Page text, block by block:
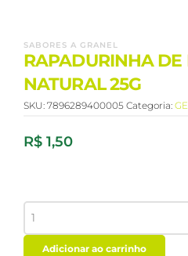
SABORES A GRANEL
RAPADURINHA DE
NATURAL 25G
SKU: 7896289400005 Categoria:
R$ 1,50
DE
MINAS
NATURAL
Adicionar ao carrinho